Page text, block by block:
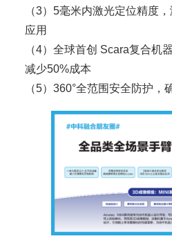
（3）5毫米内激光定位精度
应用
（4）全球首创 Scara复合机
减少50%成本
（5）360°全范围安全防护，